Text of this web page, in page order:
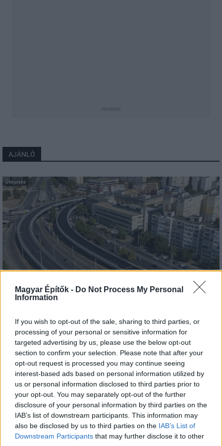
Magyar Építők - Do Not Process My Personal
Information
If you wish to opt-out of the sale, sharing to third parties, or
processing of your personal or sensitive information for
targeted advertising by us, please use the below opt-out
section to confirm your selection. Please note that after your
opt-out request is processed you may continue seeing
interest-based ads based on personal information utilized by
us or personal information disclosed to third parties prior to
your opt-out. You may separately opt-out of the further
disclosure of your personal information by third parties on the
IAB’s list of downstream participants. This information may
also be disclosed by us to third parties on the IAB’s List of
Downstream Participants that may further disclose it to other
hirdetés
AJÁNLÓ
Útépítés
Látványos építési szakasz indult be a Flórián téri
felüljárón
A tartós nyári hőség jelentős kihívás elé állítja a KM Építőt,
ennek ellenére folyamatosan halad az aszfaltozás.
Útépítés